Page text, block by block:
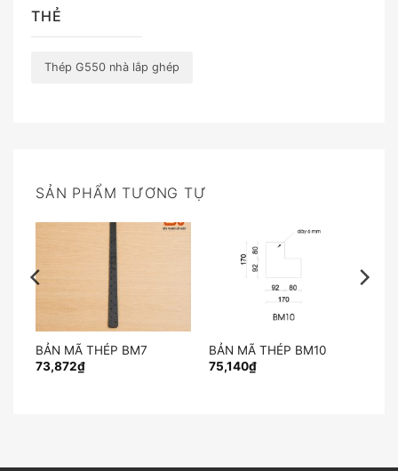
THẺ
Thép G550 nhà lắp ghép
SẢN PHẨM TƯƠNG TỰ
BẢN MÃ THÉP BM7
73,872₫
BẢN MÃ THÉP BM10
75,140₫